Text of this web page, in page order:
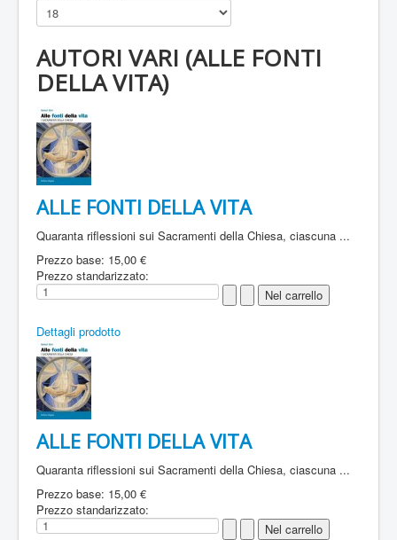
AUTORI VARI (ALLE FONTI
DELLA VITA)
ALLE FONTI DELLA VITA
Quaranta riflessioni sui Sacramenti della Chiesa, ciascuna ...
Prezzo base: 15,00 €
Prezzo standarizzato:
Dettagli prodotto
ALLE FONTI DELLA VITA
Quaranta riflessioni sui Sacramenti della Chiesa, ciascuna ...
Prezzo base: 15,00 €
Prezzo standarizzato: